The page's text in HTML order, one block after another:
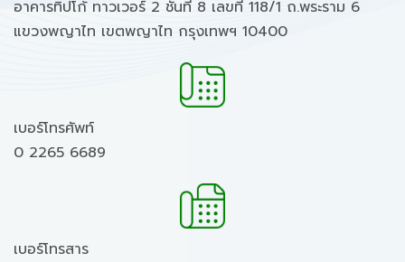
อาคารทิปโก้ ทาวเวอร์ 2 ชั้นที่ 8 เลขที่ 118/1 ถ.พระราม 6
แขวงพญาไท เขตพญาไท กรุงเทพฯ 10400
เบอร์โทรศัพท์
0 2265 6689
เบอร์โทรสาร